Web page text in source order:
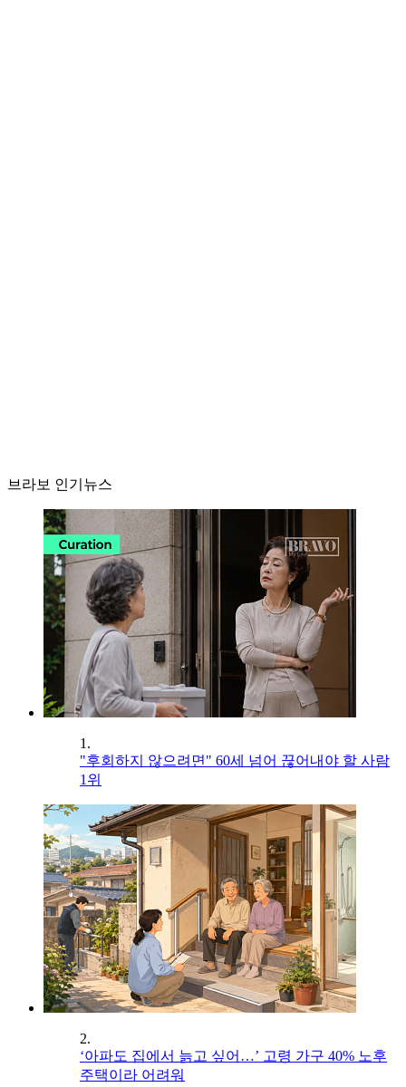
브라보 인기뉴스
1.
"후회하지 않으려면" 60세 넘어 끊어내야 할 사람
1위
2.
‘아파도 집에서 늙고 싶어…’ 고령 가구 40% 노후
주택이라 어려워